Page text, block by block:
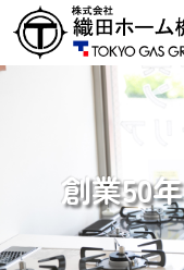
創業50
武蔵野
相談ま